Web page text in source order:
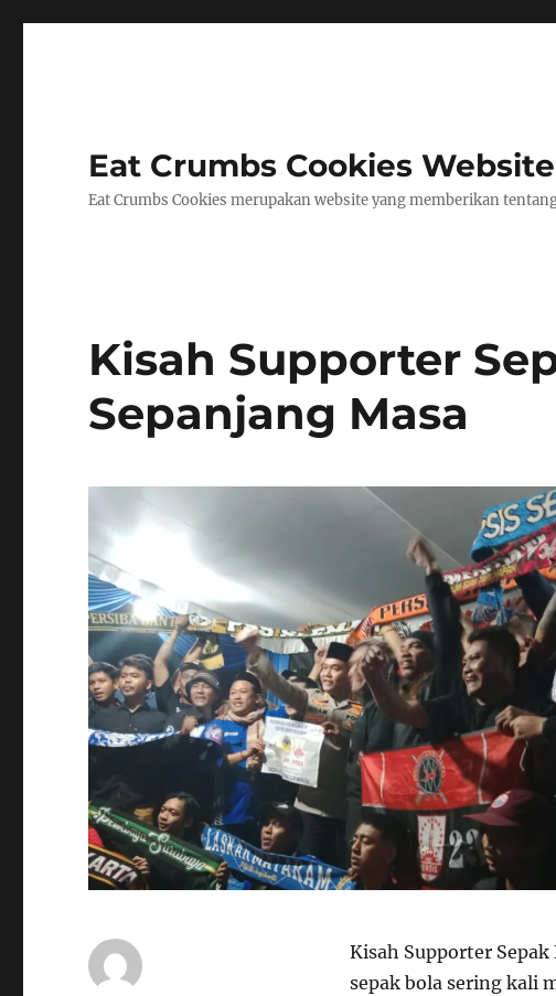
Eat Crumbs Cookies
Eat Crumbs Cookies merupakan website yang memberikan
Kisah Supporter
Sepanjang Masa
Kisah Supporter
sepak bola sering kali